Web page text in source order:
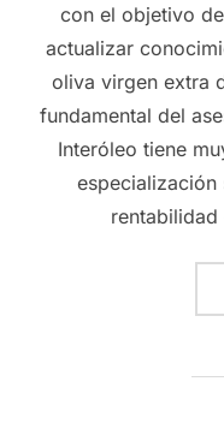
con el objetivo
actualizar
oliva virgen extra
fundamental del
Interóleo tiene
especialización